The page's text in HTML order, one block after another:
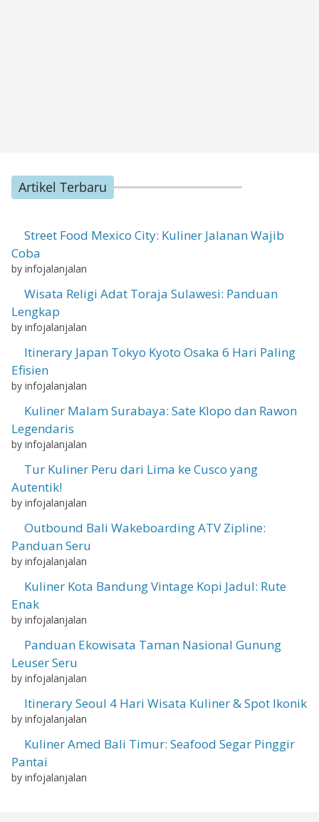
Artikel Terbaru
Street Food Mexico City: Kuliner Jalanan Wajib
Coba
by infojalanjalan
Wisata Religi Adat Toraja Sulawesi: Panduan
Lengkap
by infojalanjalan
Itinerary Japan Tokyo Kyoto Osaka 6 Hari Paling
Efisien
by infojalanjalan
Kuliner Malam Surabaya: Sate Klopo dan Rawon
Legendaris
by infojalanjalan
Tur Kuliner Peru dari Lima ke Cusco yang
Autentik!
by infojalanjalan
Outbound Bali Wakeboarding ATV Zipline:
Panduan Seru
by infojalanjalan
Kuliner Kota Bandung Vintage Kopi Jadul: Rute
Enak
by infojalanjalan
Panduan Ekowisata Taman Nasional Gunung
Leuser Seru
by infojalanjalan
Itinerary Seoul 4 Hari Wisata Kuliner & Spot Ikonik
by infojalanjalan
Kuliner Amed Bali Timur: Seafood Segar Pinggir
Pantai
by infojalanjalan